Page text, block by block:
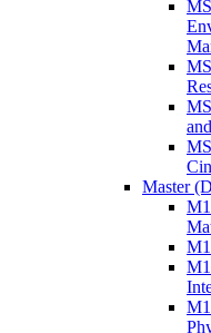
Master